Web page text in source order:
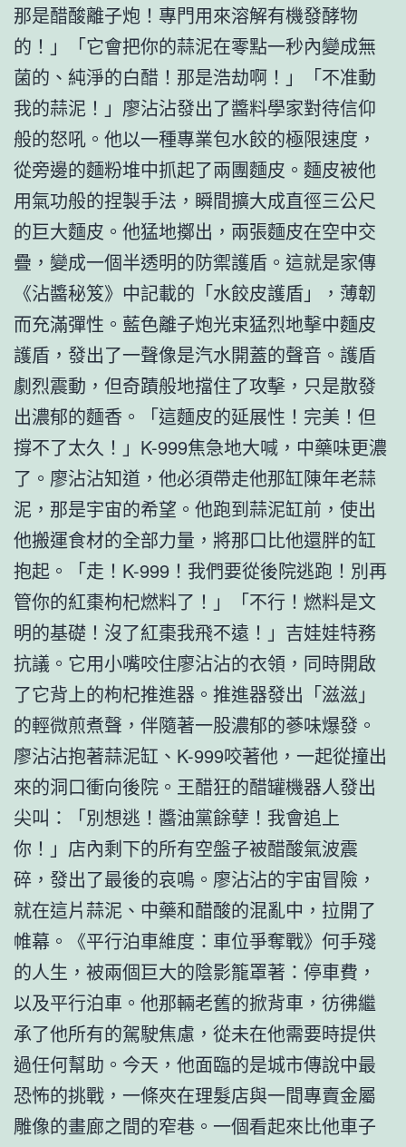
那是醋酸離子炮！專門用來溶解有機發酵物
的！」「它會把你的蒜泥在零點一秒內變成無
菌的、純淨的白醋！那是浩劫啊！」「不准動
我的蒜泥！」廖沾沾發出了醬料學家對待信仰
般的怒吼。他以一種專業包水餃的極限速度，
從旁邊的麵粉堆中抓起了兩團麵皮。麵皮被他
用氣功般的捏製手法，瞬間擴大成直徑三公尺
的巨大麵皮。他猛地擲出，兩張麵皮在空中交
疊，變成一個半透明的防禦護盾。這就是家傳
《沾醬秘笈》中記載的「水餃皮護盾」，薄韌
而充滿彈性。藍色離子炮光束猛烈地擊中麵皮
護盾，發出了一聲像是汽水開蓋的聲音。護盾
劇烈震動，但奇蹟般地擋住了攻擊，只是散發
出濃郁的麵香。「這麵皮的延展性！完美！但
撐不了太久！」K-999焦急地大喊，中藥味更濃
了。廖沾沾知道，他必須帶走他那缸陳年老蒜
泥，那是宇宙的希望。他跑到蒜泥缸前，使出
他搬運食材的全部力量，將那口比他還胖的缸
抱起。「走！K-999！我們要從後院逃跑！別再
管你的紅棗枸杞燃料了！」「不行！燃料是文
明的基礎！沒了紅棗我飛不遠！」吉娃娃特務
抗議。它用小嘴咬住廖沾沾的衣領，同時開啟
了它背上的枸杞推進器。推進器發出「滋滋」
的輕微煎煮聲，伴隨著一股濃郁的蔘味爆發。
廖沾沾抱著蒜泥缸、K-999咬著他，一起從撞出
來的洞口衝向後院。王醋狂的醋罐機器人發出
尖叫：「別想逃！醬油黨餘孽！我會追上
你！」店內剩下的所有空盤子被醋酸氣波震
碎，發出了最後的哀鳴。廖沾沾的宇宙冒險，
就在這片蒜泥、中藥和醋酸的混亂中，拉開了
帷幕。《平行泊車維度：車位爭奪戰》何手殘
的人生，被兩個巨大的陰影籠罩著：停車費，
以及平行泊車。他那輛老舊的掀背車，彷彿繼
承了他所有的駕駛焦慮，從未在他需要時提供
過任何幫助。今天，他面臨的是城市傳說中最
恐怖的挑戰，一條夾在理髮店與一間專賣金屬
雕像的畫廊之間的窄巷。一個看起來比他車子